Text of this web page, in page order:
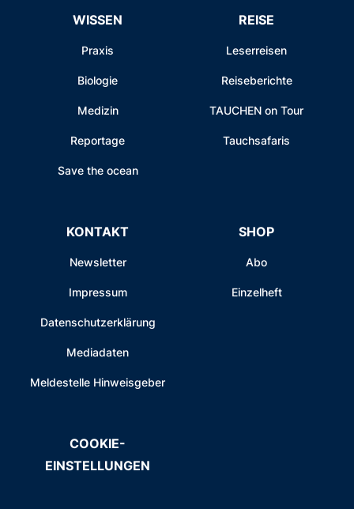
WISSEN
Praxis
Biologie
Medizin
Reportage
Save the ocean
REISE
Leserreisen
Reiseberichte
TAUCHEN on Tour
Tauchsafaris
KONTAKT
Newsletter
Impressum
Datenschutzerklärung
Mediadaten
Meldestelle Hinweisgeber
SHOP
Abo
Einzelheft
COOKIE-
EINSTELLUNGEN